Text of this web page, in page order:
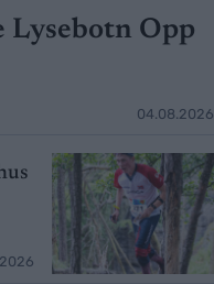
Opp
04.08.2026